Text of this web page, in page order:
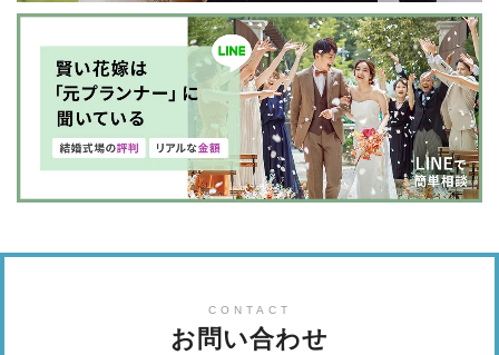
CONTACT
お問い合わせ